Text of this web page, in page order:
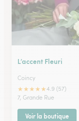
L’accent Fleuri
Coincy
★★★★★4.9 (57)
7, Grande Rue
Voir la boutique